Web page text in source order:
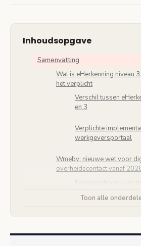
Inhoudsopgave
Samenvatting
Wat is eHerkenning niveau
het verplicht
Verschil tussen
en 3
Verplichte
werkgeversportaal
Wmebv: nieuwe wet voor
overheidscontact vanaf
verkeer
recht
Toon alle